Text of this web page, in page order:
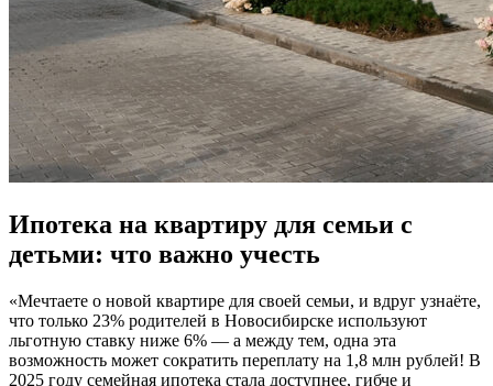
Ипотека на квартиру для семьи с
детьми: что важно учесть
«Мечтаете о новой квартире для своей семьи, и вдруг узнаёте,
что только 23% родителей в Новосибирске используют
льготную ставку ниже 6% — а между тем, одна эта
возможность может сократить переплату на 1,8 млн рублей! В
2025 году семейная ипотека стала доступнее, гибче и